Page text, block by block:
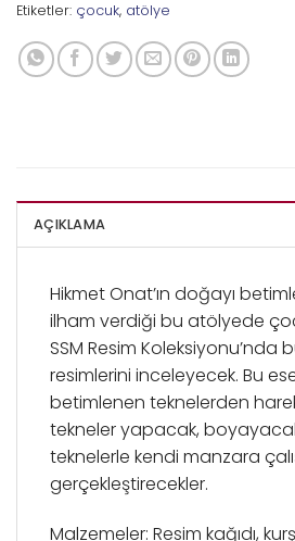
Etiketler: çocuk, atölye
AÇIKLAMA
Hikmet Onat’ın doğayı
ilham verdiği bu atölyede
SSM Resim
resimlerini inceleyecek. Bu
betimlenen teknelerden
tekneler yapacak,
teknelerle kendi manzara
gerçekleştirecekler.
Malzemeler: Resim kağıdı,